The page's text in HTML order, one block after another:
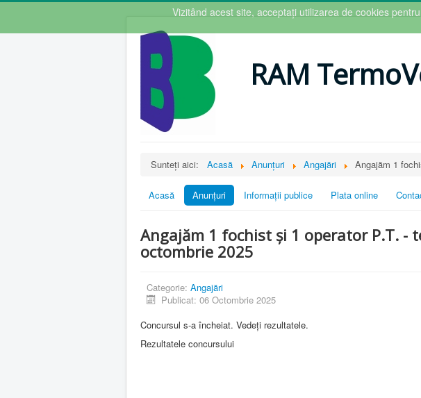
RAM
Sunteți aici: Acasă Anunțuri Angajări Angajăm 1
Acasă Anunțuri Informații publice Plata online
Angajăm 1 fochist și 1 operator P.T. -
octombrie 2025
Categorie: Angajări
Publicat: 06 Octombrie 2025
Concursul s-a încheiat. Vedeți rezultatele.
Rezultatele concursului
Vizitând acest site, acceptați utilizarea de cookies